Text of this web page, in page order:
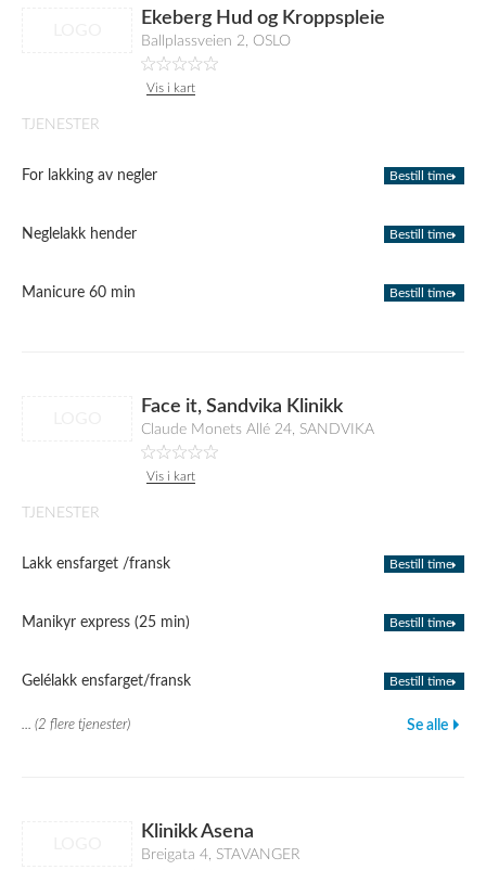
Ekeberg Hud og Kroppspleie
Ballplassveien 2, OSLO
Vis i kart
TJENESTER
For lakking av negler Bestill time
Neglelakk hender Bestill time
Manicure 60 min Bestill time
Face it, Sandvika Klinikk
Claude Monets Allé 24, SANDVIKA
Vis i kart
TJENESTER
Lakk ensfarget /fransk Bestill time
Manikyr express (25 min) Bestill time
Gelélakk ensfarget/fransk Bestill time
... (2 flere tjenester) Se alle
Klinikk Asena
Breigata 4, STAVANGER